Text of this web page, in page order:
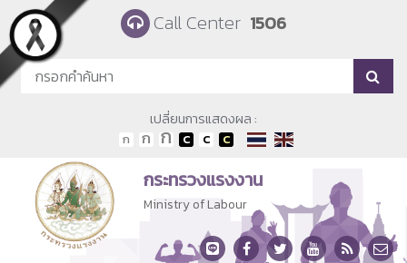
Skip to main content Call Center 1506
เปลี่ยนการแสดงผล :
กระทรวงแรงงาน
Ministry of Labour